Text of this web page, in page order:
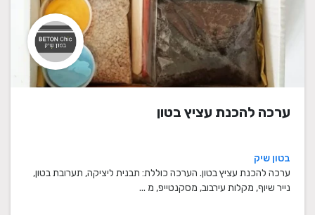
ערכה להכנת עציץ בטון
בטון שיק
ערכה להכנת עציץ בטון. הערכה כוללת: תבנית ליציקה, תערובת בטון,
נייר שיוף, מקלות עירבוב, מסקנטייפ, מ ...